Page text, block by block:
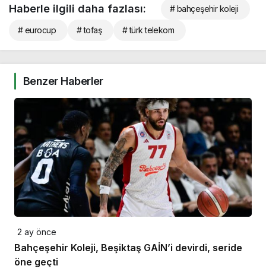
Haberle ilgili daha fazlası: # bahçeşehir koleji
# eurocup # tofaş # türk telekom
Benzer Haberler
2 ay önce
Bahçeşehir Koleji, Beşiktaş GAİN’i devirdi, seride
öne geçti